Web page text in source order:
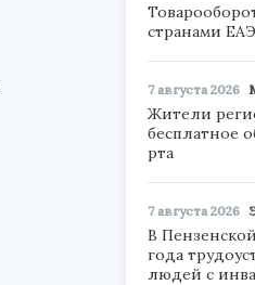
странами
7 августа 2026
Жители
бесплатное
рта
7 августа 2026
В
года
людей с